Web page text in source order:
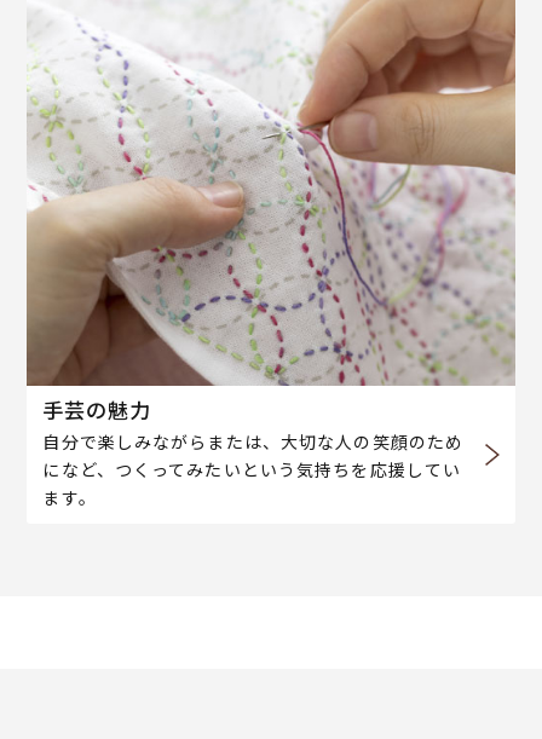
手芸の魅力
自分で楽しみながらまたは、大切な人の笑顔のため
になど、つくってみたいという気持ちを応援してい
ます。